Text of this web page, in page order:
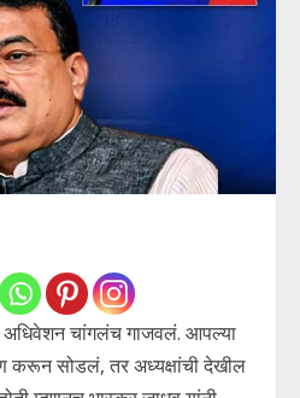
चांगलंच गाजवलं. आपल्या
करून सोडलं, तर अध्यक्षांची देखील